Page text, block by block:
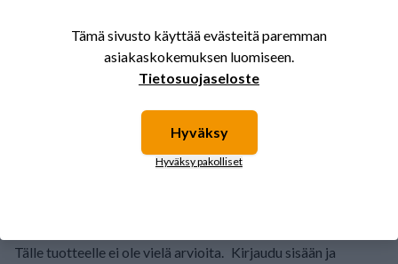
Tälle tuotteelle ei ole vielä arvioita. Kirjaudu sisään ja
Tämä sivusto käyttää evästeitä paremman
asiakaskokemuksen luomiseen.
Tietosuojaseloste
Hyväksy
Hyväksy pakolliset